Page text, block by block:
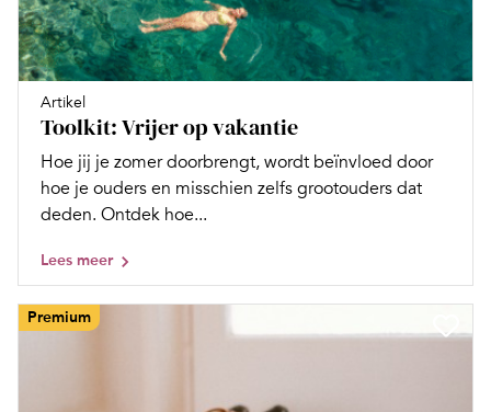
Artikel
Toolkit: Vrijer op vakantie
Hoe jij je zomer doorbrengt, wordt beïnvloed door
hoe je ouders en misschien zelfs grootouders dat
deden. Ontdek hoe...
Lees meer
Premium